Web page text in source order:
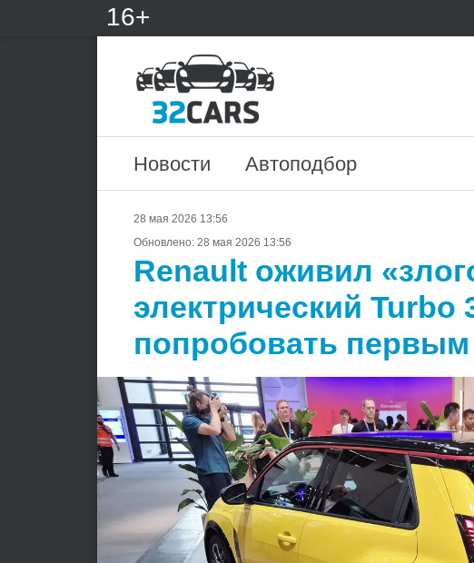
16+
Новости Автоподбор
28 мая 2026 13:56
Обновлено: 28 мая 2026 13:56
Renault оживил
электрический Turbo
попробовать первым